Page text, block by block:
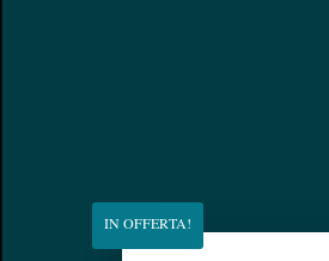
IN OFFERTA!